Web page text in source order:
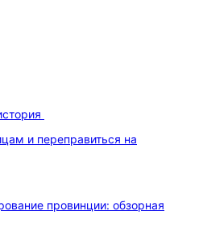
и переправиться на